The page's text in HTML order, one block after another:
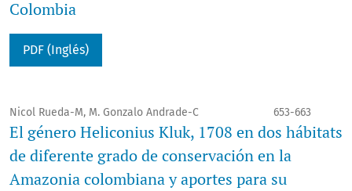
Colombia
PDF (Inglés)
Nicol Rueda-M, M. Gonzalo Andrade-C 653-663
El género Heliconius Kluk, 1708 en dos hábitats
de diferente grado de conservación en la
Amazonia colombiana y aportes para su